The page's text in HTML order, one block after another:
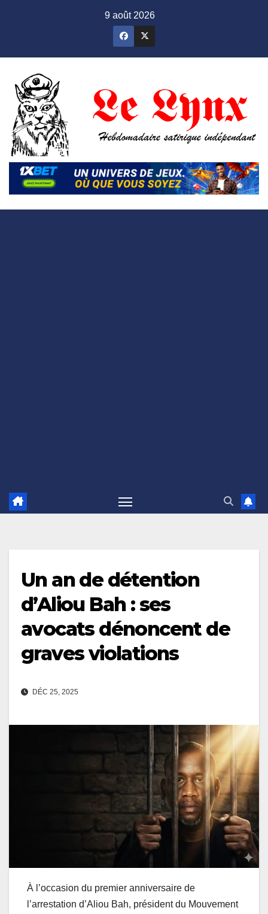
9 août 2026
Un an de détention
d’Aliou Bah : ses
avocats dénoncent de
graves violations
DÉC 25, 2025
À l’occasion du premier anniversaire de
l’arrestation d’Aliou Bah, président du Mouvement